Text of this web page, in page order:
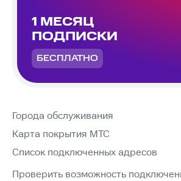
1 МЕСЯЦ
ПОДПИСКИ
БЕСПЛАТНО
Города обслуживания
Карта покрытия МТС
Список подключенных адресов
Проверить возможность